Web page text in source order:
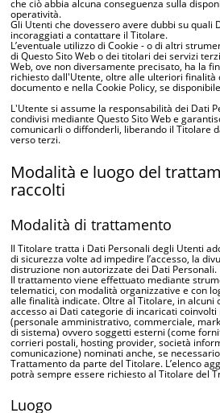
che ciò abbia alcuna conseguenza sulla
operatività.
Gli Utenti che dovessero avere dubbi su quali
incoraggiati a contattare il Titolare.
L’eventuale utilizzo di Cookie - o di altri
di Questo Sito Web o dei titolari dei servizi
Web, ove non diversamente precisato, ha la
richiesto dall'Utente, oltre alle ulteriori finalità
documento e nella Cookie Policy, se
L'Utente si assume la responsabilità dei Dati
condivisi mediante Questo Sito Web e
comunicarli o diffonderli, liberando il Titolare
verso terzi.
Modalità e luogo del
raccolti
Modalità di trattamento
Il Titolare tratta i Dati Personali degli Utenti
di sicurezza volte ad impedire l’accesso, la
distruzione non autorizzate dei Dati Personali.
Il trattamento viene effettuato mediante
telematici, con modalità organizzative e con
alle finalità indicate. Oltre al Titolare, in alcuni
accesso ai Dati categorie di incaricati coinvolti
(personale amministrativo, commerciale,
di sistema) ovvero soggetti esterni (come
corrieri postali, hosting provider, società
comunicazione) nominati anche, se
Trattamento da parte del Titolare. L’elenco
potrà sempre essere richiesto al Titolare del
Luogo